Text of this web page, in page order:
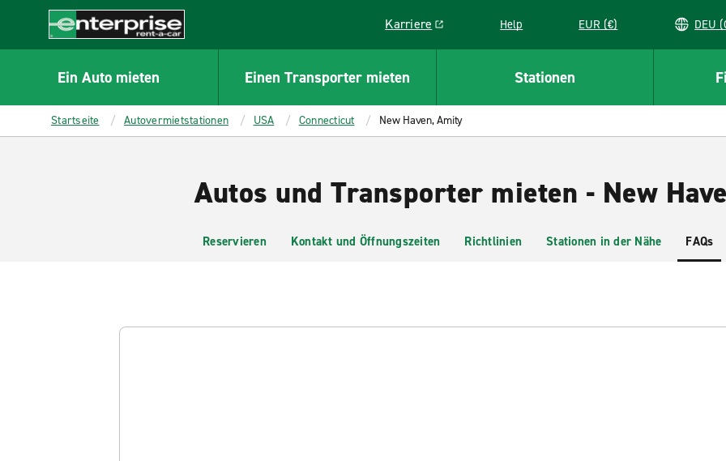
CONTENT
Enterprise
Karriere
Link opens in a new window
Help EUR (€)
Ein Auto mieten Einen Transporter mieten Stationen
Startseite Autovermietstationen USA Connecticut New Haven, Amity
Autos und Transporter mieten - New
Reservieren Kontakt und Öffnungszeiten Richtlinien Stationen in der Nähe FAQs